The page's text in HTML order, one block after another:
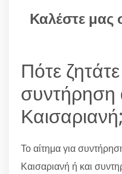
Καλέστε μας
Πότε ζητάτε
συντήρηση
Καισαριανή;
Το αίτημα για
Καισαριανή ή και